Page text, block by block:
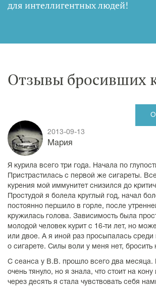
для интеллигентных людей!
Отзывы бросивших
2013-09-13
Мария
Я курила всего три года. Начала по
Пристрастилась с первой же сигареты.
курения мой иммунитет снизился до
Простудой я болела круглый год, начал
постоянно першило в горле, после
кружилась голова. Зависимость была
молодой человек курит с 16-ти лет, но
или двое. А я иной раз просыпалась
о сигарете. Силы воли у меня нет, бросить
С сеанса у В.В. прошло всего два
очень тянуло, но я знала, что стоит на
через десять я стала чувствовать себя